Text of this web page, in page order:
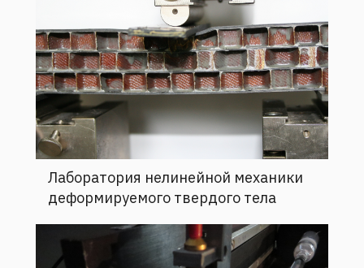
Лаборатория нелинейной механики
деформируемого твердого тела